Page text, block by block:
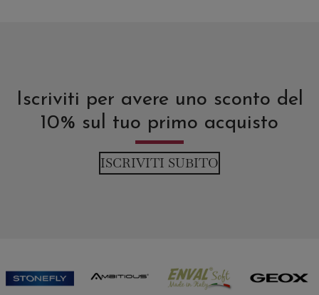
Iscriviti per avere uno sconto del
10% sul tuo primo acquisto
ISCRIVITI SUBITO